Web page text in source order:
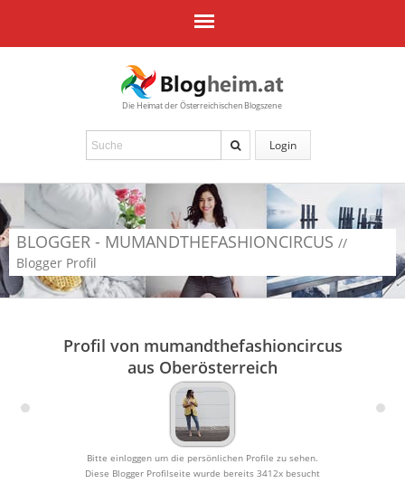
Die Heimat der Österreichischen Blogszene
Login
BLOGGER - MUMANDTHEFASHIONCIRCUS //
Blogger Profil
Profil von mumandthefashioncircus
aus Oberösterreich
Bitte einloggen um die persönlichen Profile zu sehen.
Diese Blogger Profilseite wurde bereits 3412x besucht